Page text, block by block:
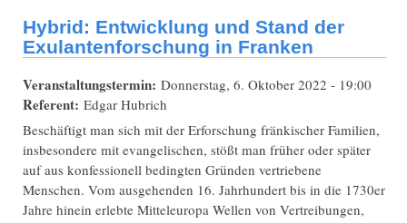
Hybrid: Entwicklung und Stand der
Exulantenforschung in Franken
Veranstaltungstermin: Donnerstag, 6. Oktober 2022 - 19:00
Referent: Edgar Hubrich
Beschäftigt man sich mit der Erforschung fränkischer Familien,
insbesondere mit evangelischen, stößt man früher oder später
auf aus konfessionell bedingten Gründen vertriebene
Menschen. Vom ausgehenden 16. Jahrhundert bis in die 1730er
Jahre hinein erlebte Mitteleuropa Wellen von Vertreibungen,